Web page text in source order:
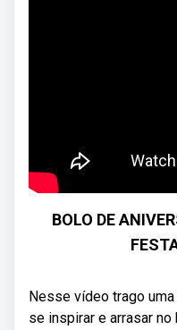
BOLO DE
Nesse vídeo trago
se inspirar e arrasar